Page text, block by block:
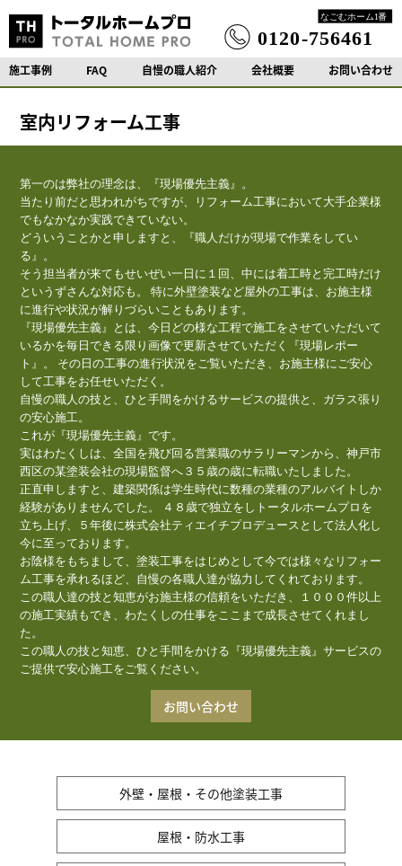
施工事例 FAQ 自慢の職人紹介 会社概要 お問い合わせ
室内リフォーム工事
第一のは弊社の理念は、『現場優先主義』。
当たり前だと思われがちですが、リフォーム工事において大手企業様
でもなかなか実践できていない。
どういうことかと申しますと、『職人だけが現場で作業をしてい
る』。
そう担当者が来てもせいぜい一日に１回、中には着工時と完工時だけ
というずさんな対応も。 特に外壁塗装など屋外の工事は、お施主様
に進行や状況が解りづらいこともあります。
『現場優先主義』とは、今日どの様な工程で施工をさせていただいて
いるかを毎日できる限り画像で更新させていただく『現場レポー
ト』。 その日の工事の進行状況をご覧いただき、お施主様にご安心
して工事をお任せいただく。
自慢の職人の技と、ひと手間をかけるサービスの提供と、ガラス張り
の安心施工。
これが『現場優先主義』です。
実はわたくしは、全国を飛び回る営業職のサラリーマンから、神戸市
西区の某塗装会社の現場監督へ３５歳の歳に転職いたしました。
正直申しますと、建築関係は学生時代に数種の業種のアルバイトしか
経験がありませんでした。 ４８歳で独立をしトータルホームプロを
立ち上げ、５年後に株式会社ティエイチプロデュースとして法人化し
今に至っております。
お陰様をもちまして、塗装工事をはじめとして今では様々なリフォー
ム工事を承れるほど、自慢の各職人達が協力してくれております。
この職人達の技と知恵がお施主様の信頼をいただき、１０００件以上
の施工実績もでき、わたくしの仕事をここまで成長させてくれまし
た。
この職人の技と知恵、ひと手間をかける『現場優先主義』サービスの
ご提供で安心施工をご覧ください。
お問い合わせ
外壁・屋根・その他塗装工事
屋根・防水工事